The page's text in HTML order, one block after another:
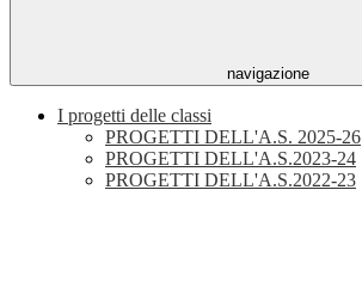
navigazione
I progetti delle classi
PROGETTI DELL'A.S. 2025-26
PROGETTI DELL'A.S.2023-24
PROGETTI DELL'A.S.2022-23